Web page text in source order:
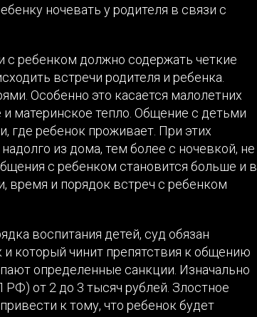
ночевать у родителя в связи с
с ребенком должно содержать четкие
встречи родителя и ребенка.
Особенно это касается малолетних
материнское тепло. Общение с детьми
где ребенок проживает. При этих
из дома, тем более с ночевкой, не
с ребенком становится больше и в
время и порядок встреч с ребенком
воспитания детей, суд обязан
который чинит препятствия к общению
определенные санкции. Изначально
от 2 до 3 тысяч рублей. Злостное
к тому, что ребенок будет